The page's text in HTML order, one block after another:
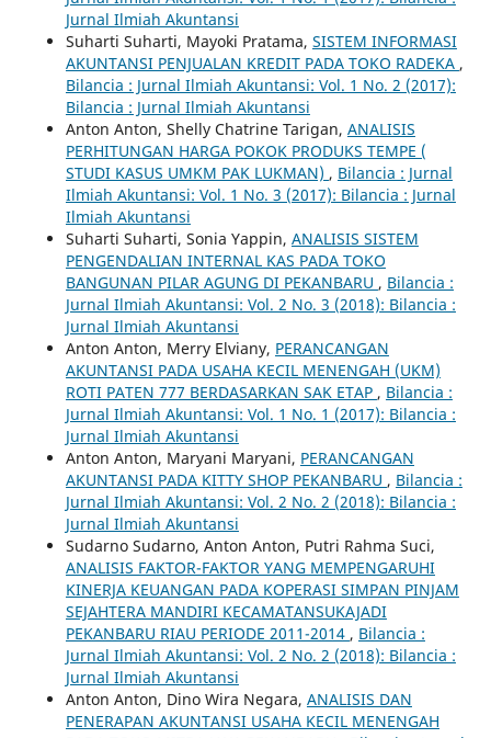
Jurnal Ilmiah Akuntansi
Suharti Suharti, Mayoki Pratama, SISTEM INFORMASI
AKUNTANSI PENJUALAN KREDIT PADA TOKO RADEKA ,
Bilancia : Jurnal Ilmiah Akuntansi: Vol. 1 No. 2 (2017):
Bilancia : Jurnal Ilmiah Akuntansi
Anton Anton, Shelly Chatrine Tarigan, ANALISIS
PERHITUNGAN HARGA POKOK PRODUKS TEMPE (
STUDI KASUS UMKM PAK LUKMAN) , Bilancia : Jurnal
Ilmiah Akuntansi: Vol. 1 No. 3 (2017): Bilancia : Jurnal
Ilmiah Akuntansi
Suharti Suharti, Sonia Yappin, ANALISIS SISTEM
PENGENDALIAN INTERNAL KAS PADA TOKO
BANGUNAN PILAR AGUNG DI PEKANBARU , Bilancia :
Jurnal Ilmiah Akuntansi: Vol. 2 No. 3 (2018): Bilancia :
Jurnal Ilmiah Akuntansi
Anton Anton, Merry Elviany, PERANCANGAN
AKUNTANSI PADA USAHA KECIL MENENGAH (UKM)
ROTI PATEN 777 BERDASARKAN SAK ETAP , Bilancia :
Jurnal Ilmiah Akuntansi: Vol. 1 No. 1 (2017): Bilancia :
Jurnal Ilmiah Akuntansi
Anton Anton, Maryani Maryani, PERANCANGAN
AKUNTANSI PADA KITTY SHOP PEKANBARU , Bilancia :
Jurnal Ilmiah Akuntansi: Vol. 2 No. 2 (2018): Bilancia :
Jurnal Ilmiah Akuntansi
Sudarno Sudarno, Anton Anton, Putri Rahma Suci,
ANALISIS FAKTOR-FAKTOR YANG MEMPENGARUHI
KINERJA KEUANGAN PADA KOPERASI SIMPAN PINJAM
SEJAHTERA MANDIRI KECAMATANSUKAJADI
PEKANBARU RIAU PERIODE 2011-2014 , Bilancia :
Jurnal Ilmiah Akuntansi: Vol. 2 No. 2 (2018): Bilancia :
Jurnal Ilmiah Akuntansi
Anton Anton, Dino Wira Negara, ANALISIS DAN
PENERAPAN AKUNTANSI USAHA KECIL MENENGAH